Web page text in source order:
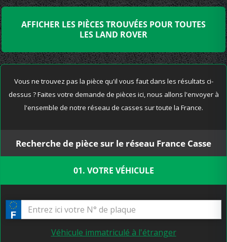
AFFICHER LES PIÈCES TROUVÉES POUR TOUTES
LES LAND ROVER
Vous ne trouvez pas la pièce qu'il vous faut dans les résultats ci-
dessus ? Faites votre demande de pièces ici, nous allons l'envoyer à
l'ensemble de notre réseau de casses sur toute la France.
Recherche de pièce sur le réseau France Casse
01. VOTRE VÉHICULE
Véhicule immatriculé à l'étranger